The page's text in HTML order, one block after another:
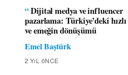
“Dijital medya ve influencer
pazarlama: Türkiye’deki
ve emeğin dönüşümü
Emel Baştürk
2 YıL öNCE